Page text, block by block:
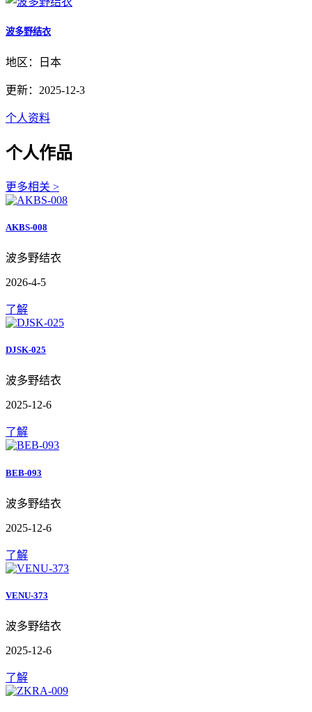
波多野结衣
地区：日本
更新：2025-12-3
个人资料
个人作品
更多相关 >
AKBS-008
波多野结衣
2026-4-5
了解
DJSK-025
波多野结衣
2025-12-6
了解
BEB-093
波多野结衣
2025-12-6
了解
VENU-373
波多野结衣
2025-12-6
了解